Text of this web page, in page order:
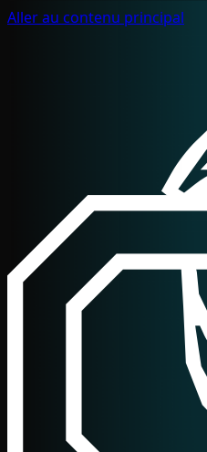
Aller au contenu principal